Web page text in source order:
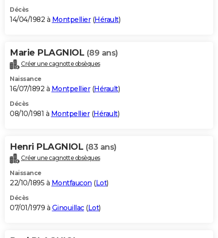
Décès
14/04/1982 à Montpellier(Hérault)
Marie PLAGNIOL (89 ans)
Créer une cagnotte obsèques
Naissance
16/07/1892 à Montpellier(Hérault)
Décès
08/10/1981 à Montpellier(Hérault)
Henri PLAGNIOL (83 ans)
Créer une cagnotte obsèques
Naissance
22/10/1895 à Montfaucon (Lot)
Décès
07/01/1979 à Ginouillac(Lot)